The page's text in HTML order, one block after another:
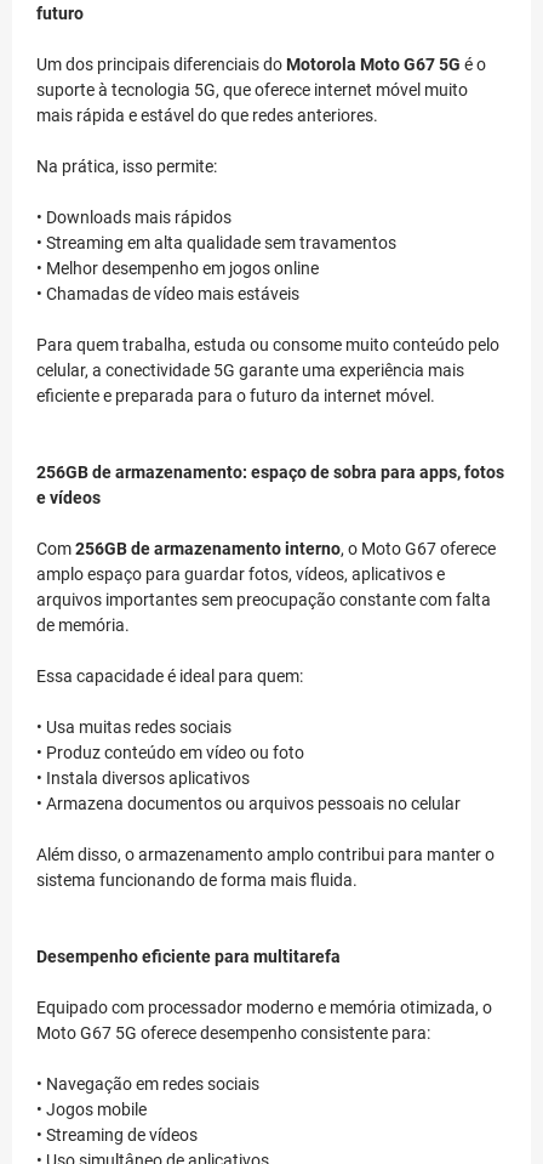
futuro
Um dos principais diferenciais doMotorola Moto G67 5G é o
suporte à tecnologia 5G, que oferece internet móvel muito
mais rápida e estável do que redes anteriores.
Na prática, isso permite:
• Downloads mais rápidos
• Streaming em alta qualidade sem travamentos
• Melhor desempenho em jogos online
• Chamadas de vídeo mais estáveis
Para quem trabalha, estuda ou consome muito conteúdo pelo
celular, a conectividade 5G garante uma experiência mais
eficiente e preparada para o futuro da internet móvel.
256GB de armazenamento: espaço de sobra para apps, fotos
e vídeos
Com256GB de armazenamento interno, o Moto G67 oferece
amplo espaço para guardar fotos, vídeos, aplicativos e
arquivos importantes sem preocupação constante com falta
de memória.
Essa capacidade é ideal para quem:
• Usa muitas redes sociais
• Produz conteúdo em vídeo ou foto
• Instala diversos aplicativos
• Armazena documentos ou arquivos pessoais no celular
Além disso, o armazenamento amplo contribui para manter o
sistema funcionando de forma mais fluida.
Desempenho eficiente para multitarefa
Equipado com processador moderno e memória otimizada, o
Moto G67 5G oferece desempenho consistente para:
• Navegação em redes sociais
• Jogos mobile
• Streaming de vídeos